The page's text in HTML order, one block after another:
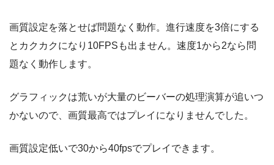
画質設定を落とせば問題なく動作。進行速度を3倍にする
とカクカクになり10FPSも出ません。速度1から2なら問
題なく動作します。
グラフィックは荒いが大量のビーバーの処理演算が追いつ
かないので、画質最高ではプレイになりませんでした。
画質設定低いで30から40fpsでプレイできます。